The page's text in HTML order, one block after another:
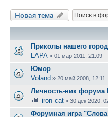
Новая тема
Приколы нашего
LAPA » 01 мар 2011, 21:09
Юмор
Voland » 20 май 2008, 12:11
Личность-ник форума
iron-cat » 30 дек 2020,
Форумная игра